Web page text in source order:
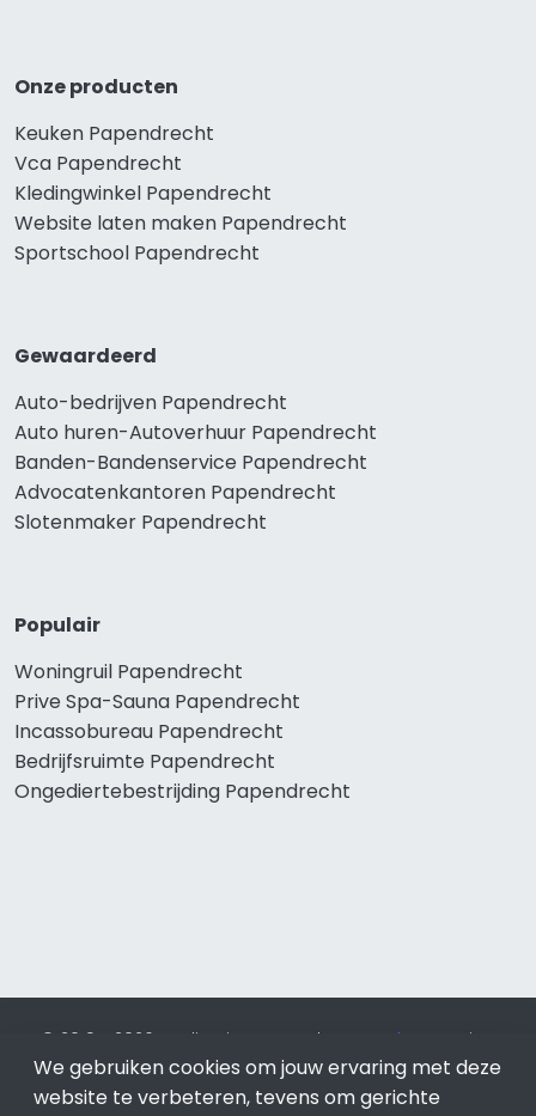
Onze producten
Keuken Papendrecht
Vca Papendrecht
Kledingwinkel Papendrecht
Website laten maken Papendrecht
Sportschool Papendrecht
Gewaardeerd
Auto-bedrijven Papendrecht
Auto huren-Autoverhuur Papendrecht
Banden-Bandenservice Papendrecht
Advocatenkantoren Papendrecht
Slotenmaker Papendrecht
Populair
Woningruil Papendrecht
Prive Spa-Sauna Papendrecht
Incassobureau Papendrecht
Bedrijfsruimte Papendrecht
Ongediertebestrijding Papendrecht
© 2019 - 2026 Realisatie en SEO door SEO-bureau
Lion
Internet. Betaal alleen voor bewezen resultaten?SEO
optimalisatie No Cure No Pay .Papendrechtis onderdeel van
We gebruiken cookies om jouw ervaring met deze
website te verbeteren, tevens om gerichte